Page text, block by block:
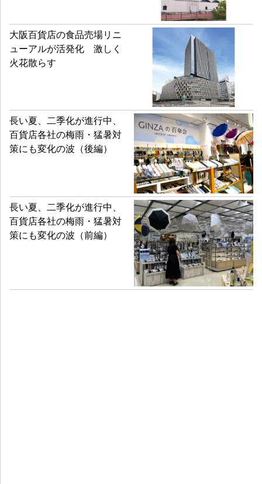
大阪百貨店の食品売場リニ
ューアルが活発化 激しく
火花散らす
長い夏、二季化が進行中、
百貨店各社の梅雨・猛暑対
策にも変化の波（後編）
長い夏、二季化が進行中、
百貨店各社の梅雨・猛暑対
策にも変化の波（前編）